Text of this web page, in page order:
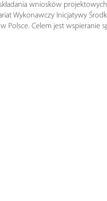
wniosków
Wykonawczy Inicjatywy
Polsce. Celem jest wspieranie